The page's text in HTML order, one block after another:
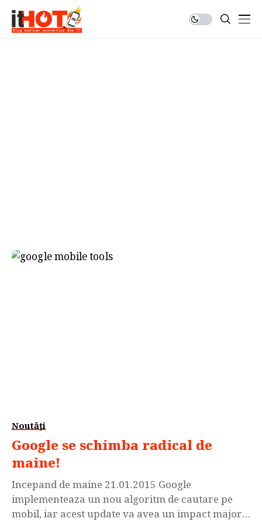
Noutăți
Google se schimba radical de
maine!
Incepand de maine 21.01.2015 Google
implementeaza un nou algoritm de cautare pe
mobil, iar acest update va avea un impact major